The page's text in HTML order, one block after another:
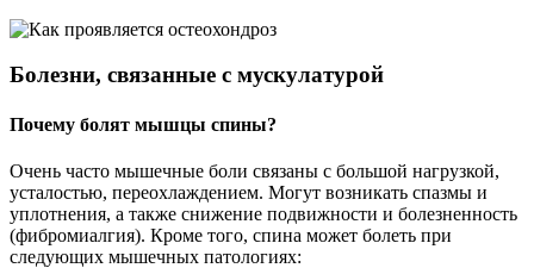
Болезни, связанные с мускулатурой
Почему болят мышцы спины?
Очень часто мышечные боли связаны с большой нагрузкой,
усталостью, переохлаждением. Могут возникать спазмы и
уплотнения, а также снижение подвижности и болезненность
(фибромиалгия). Кроме того, спина может болеть при
следующих мышечных патологиях: